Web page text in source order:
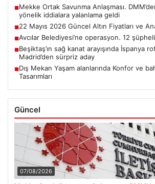
■Mekke Ortak Savunma Anlaşması.
yönelik iddialara yalanlama geldi
■22 Mayıs 2026 Güncel Altın Fiyatları ve
■Avcılar Belediyesi’ne operasyon. 12 şüpheli
■Beşiktaş’ın sağ kanat arayışında İspanya
Madrid’den sürpriz aday
■Dış Mekan Yaşam alanlarında Konfor ve
Tasarımları
Güncel
07/08/2026